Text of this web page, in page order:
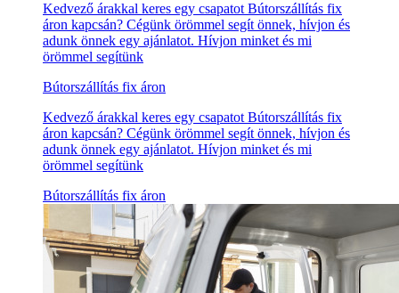
Kedvező árakkal keres egy csapatot Bútorszállítás fix
áron kapcsán? Cégünk örömmel segít önnek, hívjon és
adunk önnek egy ajánlatot. Hívjon minket és mi
örömmel segítünk
Bútorszállítás fix áron
Kedvező árakkal keres egy csapatot Bútorszállítás fix
áron kapcsán? Cégünk örömmel segít önnek, hívjon és
adunk önnek egy ajánlatot. Hívjon minket és mi
örömmel segítünk
Bútorszállítás fix áron